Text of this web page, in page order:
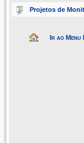
Projetos de
Ir ao Menu